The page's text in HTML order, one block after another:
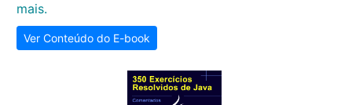
mais.
Ver Conteúdo do E-book